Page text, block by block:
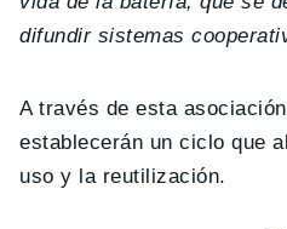
difundir sistemas
A través de esta
establecerán un ciclo que
uso y la reutilización.